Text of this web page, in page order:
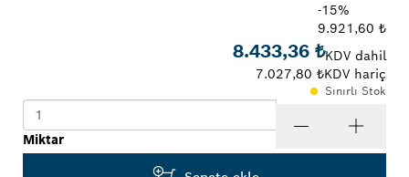
-15%
9.921,60 ₺
8.433,36 ₺KDV dahil
7.027,80 ₺KDV hariç
Sınırlı Stok
Miktar